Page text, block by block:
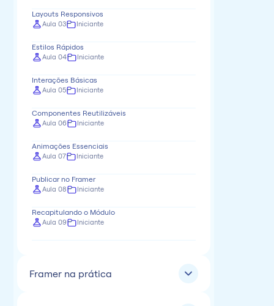
Layouts Responsivos
Aula 03 Iniciante
Estilos Rápidos
Aula 04 Iniciante
Interações Básicas
Aula 05 Iniciante
Componentes Reutilizáveis
Aula 06 Iniciante
Animações Essenciais
Aula 07 Iniciante
Publicar no Framer
Aula 08 Iniciante
Recapitulando o Módulo
Aula 09 Iniciante
Framer na prática